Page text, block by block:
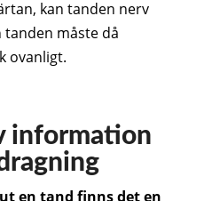
kan tanden nerv
måste då
ovanligt.
information
en tand finns det en